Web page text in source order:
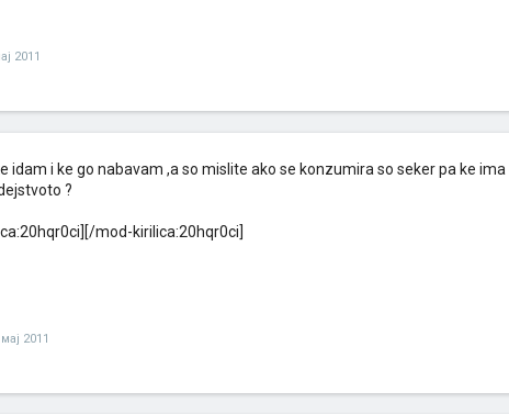
2011
idam i ke go nabavam ,a so mislite ako se konzumira so seker pa ke
?
mod-kirilica:20hqr0ci]
2011